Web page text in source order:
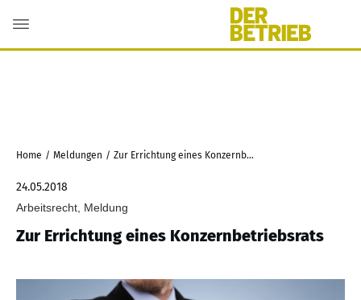
Home / Meldungen / Zur Errichtung eines Konzernbetriebsrats
24.05.2018
Arbeitsrecht, Meldung
Zur Errichtung eines Konzernbetriebsrats